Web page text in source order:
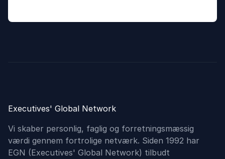
Executives' Global Network
Vi skaber personlig, faglig og forretningsmæssig
værdi gennem fortrolige netværk. Siden 1992 har
EGN (Executives'​ Global Network) tilbudt